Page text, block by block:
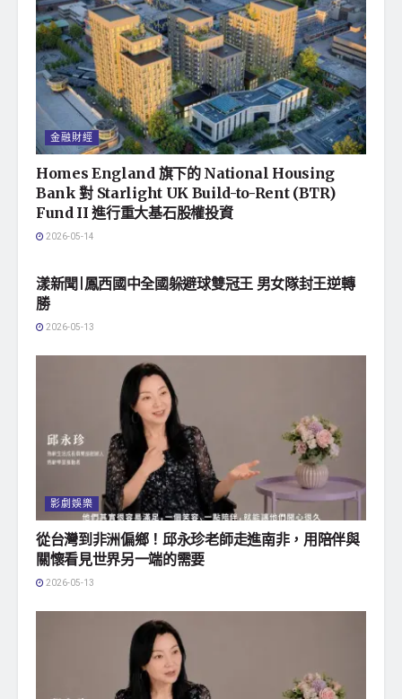
金融財經
Homes England 旗下的 National Housing
Bank 對 Starlight UK Build-to-Rent (BTR)
Fund II 進行重大基石股權投資
2026-05-14
漾新聞|鳳西國中全國躲避球雙冠王 男女隊封王逆轉
勝
2026-05-13
影劇娛樂
從台灣到非洲偏鄉！邱永珍老師走進南非，用陪伴與
關懷看見世界另一端的需要
2026-05-13